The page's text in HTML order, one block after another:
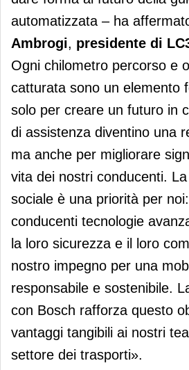
automatizzata – ha
Ambrogi, presidente di
Ogni chilometro percorso e
catturata sono un elemento
solo per creare un futuro in
di assistenza diventino una
ma anche per migliorare
vita dei nostri conducenti.
sociale è una priorità per
conducenti tecnologie
la loro sicurezza e il loro
nostro impegno per una
responsabile e sostenibile.
con Bosch rafforza questo
vantaggi tangibili ai nostri
settore dei trasporti».